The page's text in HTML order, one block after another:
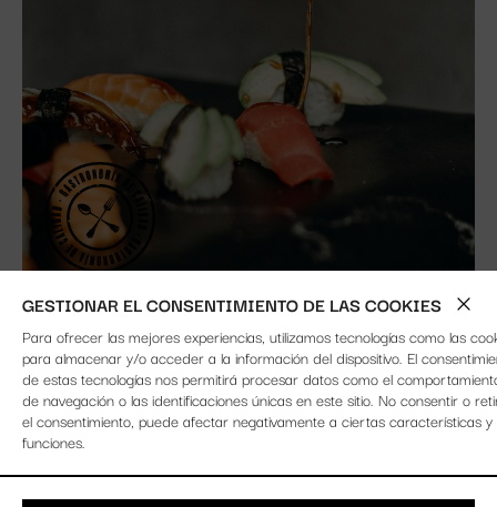
GESTIONAR EL CONSENTIMIENTO DE LAS COOKIES
Para ofrecer las mejores experiencias, utilizamos tecnologías como las
para almacenar y/o acceder a la información del dispositivo. El
de estas tecnologías nos permitirá procesar datos como el
de navegación o las identificaciones únicas en este sitio. No consentir o
el consentimiento, puede afectar negativamente a ciertas características y
funciones.
PROMOCIONES
Echa un vistazo a las últimas promociones deWafu.